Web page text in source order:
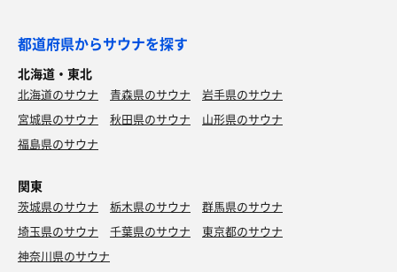
都道府県からサウナを探す
北海道・東北
北海道のサウナ 青森県のサウナ
岩手県のサウナ
宮城県のサウナ
秋田県のサウナ
山形県のサウナ
福島県のサウナ
関東
茨城県のサウナ 栃木県のサウナ
群馬県のサウナ
埼玉県のサウナ
千葉県のサウナ
東京都のサウナ
神奈川県のサウナ